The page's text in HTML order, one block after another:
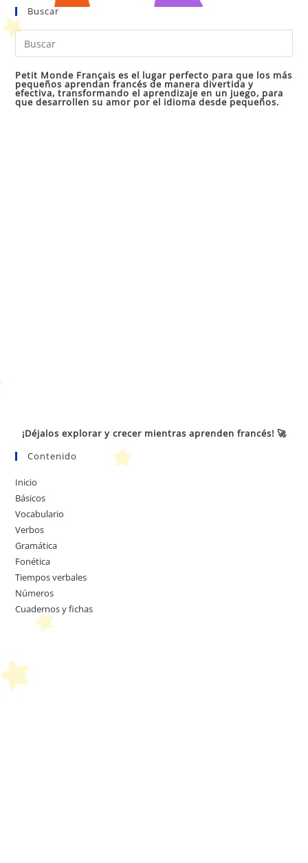
Buscar
Petit Monde Français es el lugar perfecto para que los más
pequeños aprendan francés de manera divertida y
efectiva, transformando el aprendizaje en un juego, para
que desarrollen su amor por el idioma desde pequeños.
¡Déjalos explorar y crecer mientras aprenden francés! 🚀
Contenido
Inicio
Básicos
Vocabulario
Verbos
Gramática
Fonética
Tiempos verbales
Números
Cuadernos y fichas